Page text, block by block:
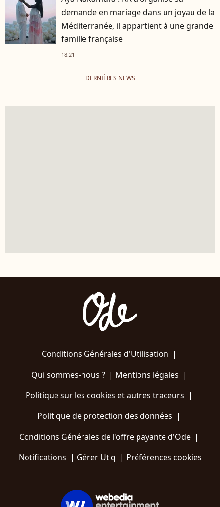
demande en mariage dans un joyau de la
Méditerranée, il appartient à une grande
famille française
18:21
DERNIÈRES NEWS
Conditions Générales d'Utilisation |
Qui sommes-nous ?| Mentions légales |
Politique sur les cookies et autres traceurs |
Politique de protection des données |
Conditions Générales de l'offre payante d'Ode |
Notifications | Gérer Utiq | Préférences cookies